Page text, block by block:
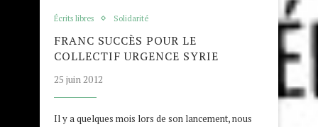
Écrits libres Solidarité
FRANC SUCCÈS POUR LE
COLLECTIF URGENCE SYRIE
25 juin 2012
Il y a quelques mois lors de son lancement, nous